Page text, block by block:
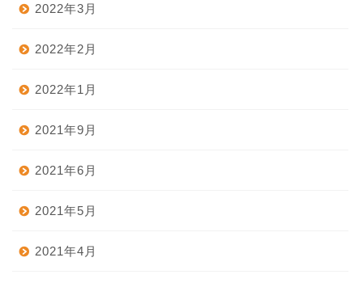
2022年3月
2022年2月
2022年1月
2021年9月
2021年6月
2021年5月
2021年4月